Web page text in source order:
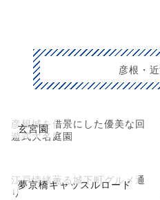
彦根・
玄宮園
彦根城を借景にした優美な回
遊式大名庭園
夢京橋キャッスルロード
江戸情緒薫る城下町グルメ通
り